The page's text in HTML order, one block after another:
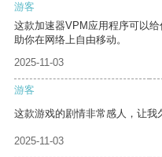
游客
这款加速器VPM应用程序可以
助你在网络上自由移动。
2025-11-03
游客
这款游戏的剧情非常感人，让我
2025-11-03